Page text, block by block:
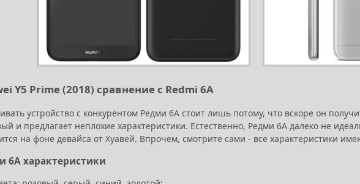
Y5 Prime (2018) сравнение с Redmi 6A
устройство с конкурентом Редми 6А стоит лишь потому, что вскоре он
и предлагает неплохие характеристики. Естественно, Редми 6А далеко не
на фоне девайса от Хуавей. Впрочем, смотрите сами - все характеристики
6А характеристики